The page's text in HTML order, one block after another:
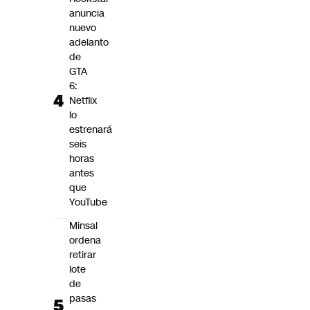
anuncia
nuevo
adelanto
de
GTA
6:
Netflix
lo
estrenará
seis
horas
antes
que
YouTube
Minsal
ordena
retirar
lote
de
pasas